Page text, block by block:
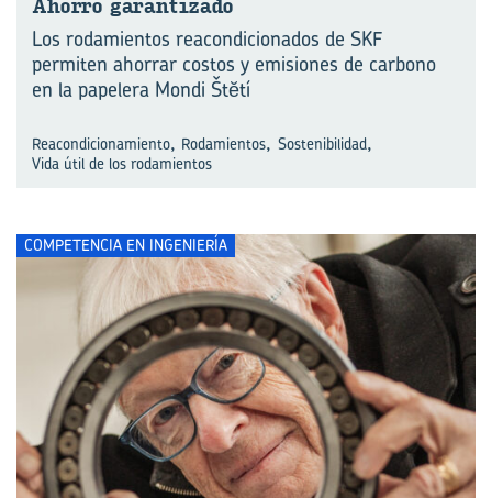
Aho­rro ga­ran­ti­za­do
Los rodamientos reacondicionados de SKF
permiten ahorrar costos y emisiones de carbono
en la papelera Mondi Štĕtí
Reacondicionamiento, Rodamientos, Sostenibilidad,
Vida útil de los rodamientos
COMPETENCIA EN INGENIERÍA